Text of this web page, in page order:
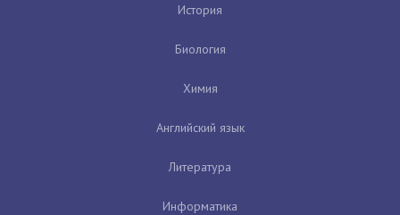
История
Биология
Химия
Английский язык
Литература
Информатика